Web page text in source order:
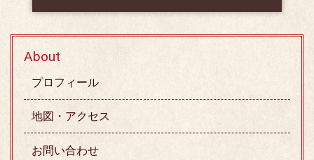
About
プロフィール
地図・アクセス
お問い合わせ